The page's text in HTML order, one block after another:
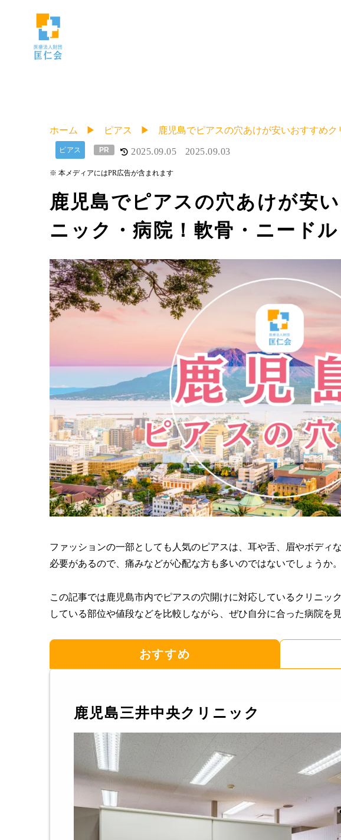
ホーム ピアス 鹿児島でピアスの穴あけが安いおすすめ
鹿児島でピアスの穴あけが安
ニック・病院！軟骨・ニードル
2025.09.05 2025.09.03
ピアス PR
※ 本メディアにはPR広告が含まれます
ファッションの一部としても人気のピアスは、耳や舌、眉やボディ
必要があるので、痛みなどが心配な方も多いのではないでしょうか。
この記事では鹿児島市内でピアスの穴開けに対応しているクリニッ
している部位や値段などを比較しながら、ぜひ自分に合った病院を
おすすめ
鹿児島三井中央クリニック